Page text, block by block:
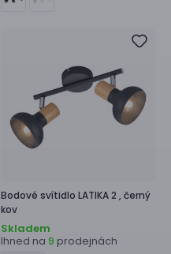
Bodové svítidlo LATIKA 2 , černý
kov
Skladem
Ihned na 9 prodejnách